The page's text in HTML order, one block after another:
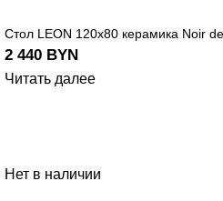
Стол LEON 120х80 керамика Noir
2 440 BYN
Читать далее
Нет в наличии